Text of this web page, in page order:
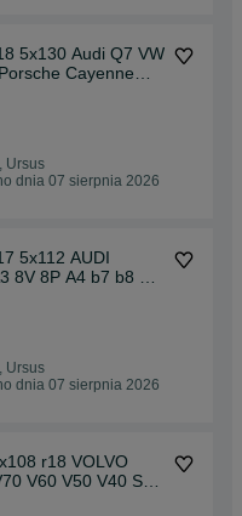
5x130 Audi Q7 VW
Cayenne
Ursus
dnia 07 sierpnia 2026
5x112 AUDI
8V 8P A4 b7 b8 b9
c8 Q3 5
Ursus
dnia 07 sierpnia 2026
r18 VOLVO
V60 V50 V40 S40